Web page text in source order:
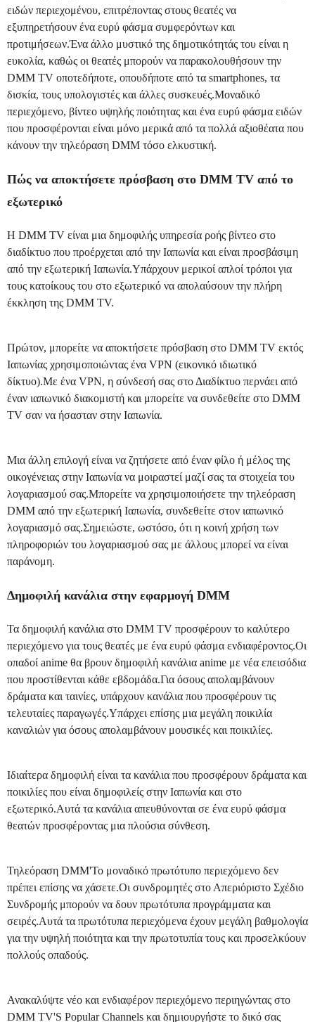
ειδών περιεχομένου, επιτρέποντας στους θεατές να
εξυπηρετήσουν ένα ευρύ φάσμα συμφερόντων και
προτιμήσεων.Ένα άλλο μυστικό της δημοτικότητάς του είναι η
ευκολία, καθώς οι θεατές μπορούν να παρακολουθήσουν την
DMM TV οποτεδήποτε, οπουδήποτε από τα smartphones, τα
δισκία, τους υπολογιστές και άλλες συσκευές.Μοναδικό
περιεχόμενο, βίντεο υψηλής ποιότητας και ένα ευρύ φάσμα ειδών
που προσφέρονται είναι μόνο μερικά από τα πολλά αξιοθέατα που
κάνουν την τηλεόραση DMM τόσο ελκυστική.
Πώς να αποκτήσετε πρόσβαση στο DMM TV από το
εξωτερικό
Η DMM TV είναι μια δημοφιλής υπηρεσία ροής βίντεο στο
διαδίκτυο που προέρχεται από την Ιαπωνία και είναι προσβάσιμη
από την εξωτερική Ιαπωνία.Υπάρχουν μερικοί απλοί τρόποι για
τους κατοίκους του στο εξωτερικό να απολαύσουν την πλήρη
έκκληση της DMM TV.
Πρώτον, μπορείτε να αποκτήσετε πρόσβαση στο DMM TV εκτός
Ιαπωνίας χρησιμοποιώντας ένα VPN (εικονικό ιδιωτικό
δίκτυο).Με ένα VPN, η σύνδεσή σας στο Διαδίκτυο περνάει από
έναν ιαπωνικό διακομιστή και μπορείτε να συνδεθείτε στο DMM
TV σαν να ήσασταν στην Ιαπωνία.
Μια άλλη επιλογή είναι να ζητήσετε από έναν φίλο ή μέλος της
οικογένειας στην Ιαπωνία να μοιραστεί μαζί σας τα στοιχεία του
λογαριασμού σας.Μπορείτε να χρησιμοποιήσετε την τηλεόραση
DMM από την εξωτερική Ιαπωνία, συνδεθείτε στον ιαπωνικό
λογαριασμό σας.Σημειώστε, ωστόσο, ότι η κοινή χρήση των
πληροφοριών του λογαριασμού σας με άλλους μπορεί να είναι
παράνομη.
Δημοφιλή κανάλια στην εφαρμογή DMM
Τα δημοφιλή κανάλια στο DMM TV προσφέρουν το καλύτερο
περιεχόμενο για τους θεατές με ένα ευρύ φάσμα ενδιαφέροντος.Οι
οπαδοί anime θα βρουν δημοφιλή κανάλια anime με νέα επεισόδια
που προστίθενται κάθε εβδομάδα.Για όσους απολαμβάνουν
δράματα και ταινίες, υπάρχουν κανάλια που προσφέρουν τις
τελευταίες παραγωγές.Υπάρχει επίσης μια μεγάλη ποικιλία
καναλιών για όσους απολαμβάνουν μουσικές και ποικιλίες.
Ιδιαίτερα δημοφιλή είναι τα κανάλια που προσφέρουν δράματα και
ποικιλίες που είναι δημοφιλείς στην Ιαπωνία και στο
εξωτερικό.Αυτά τα κανάλια απευθύνονται σε ένα ευρύ φάσμα
θεατών προσφέροντας μια πλούσια σύνθεση.
Τηλεόραση DMM'Το μοναδικό πρωτότυπο περιεχόμενο δεν
πρέπει επίσης να χάσετε.Οι συνδρομητές στο Απεριόριστο Σχέδιο
Συνδρομής μπορούν να δουν πρωτότυπα προγράμματα και
σειρές.Αυτά τα πρωτότυπα περιεχόμενα έχουν μεγάλη βαθμολογία
για την υψηλή ποιότητα και την πρωτοτυπία τους και προσελκύουν
πολλούς οπαδούς.
Ανακαλύψτε νέο και ενδιαφέρον περιεχόμενο περιηγώντας στο
DMM TV'S Popular Channels και δημιουργήστε το δικό σας